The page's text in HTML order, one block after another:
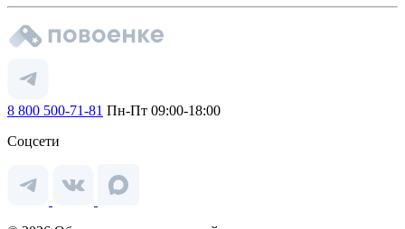
8 800 500-71-81 Пн-Пт 09:00-18:00
Соцсети